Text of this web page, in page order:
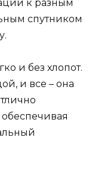
к разным
спутником
и без хлопот.
и все – она